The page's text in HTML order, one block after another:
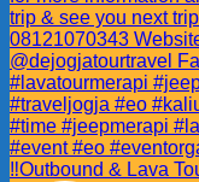
‼️Outbound & Lava